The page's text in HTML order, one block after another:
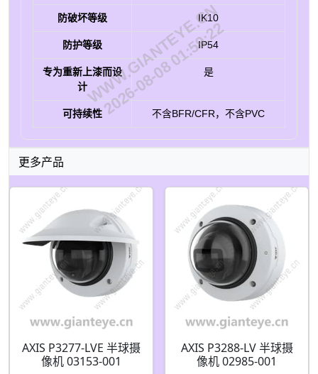
防破坏等级 IK10
防护等级 IP54
专为重新上漆而设
计
是
可持续性 不含BFR/CFR，不含PVC
更多产品
AXIS P3277-LVE 半球摄
像机 03153-001
AXIS P3288-LV 半球摄
像机 02985-001
WWW.GIANTEYE.CN
2026-08-08 01:59:22